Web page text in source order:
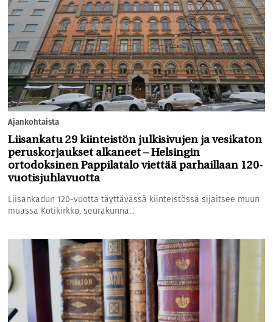
Ajankohtaista
Liisankatu 29 kiinteistön julkisivujen ja vesikaton
peruskorjaukset alkaneet – Helsingin
ortodoksinen Pappilatalo viettää parhaillaan 120-
vuotisjuhlavuotta
Liisankadun 120-vuotta täyttävässä kiinteistössä sijaitsee muun
muassa Kotikirkko, seurakunna...